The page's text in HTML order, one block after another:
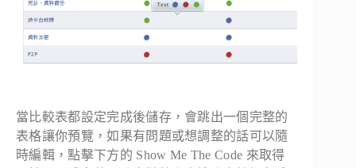
當比較表都設定完成後儲存，會跳出一個完整的
表格讓你預覽，如果有問題或想調整的話可以隨
時編輯，點擊下方的 Show Me The Code 來取得